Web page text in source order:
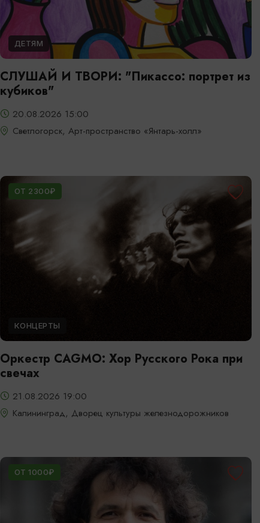
ДЕТЯМ
СЛУШАЙ И ТВОРИ: "Пикассо: портрет из
кубиков"
20.08.2026 15:00
Светлогорск, Арт-пространство «Янтарь-холл»
ОТ 2300₽
КОНЦЕРТЫ
Оркестр CAGMO: Хор Русского Рока при
свечах
21.08.2026 19:00
Калининград, Дворец культуры железнодорожников
ОТ 1000₽